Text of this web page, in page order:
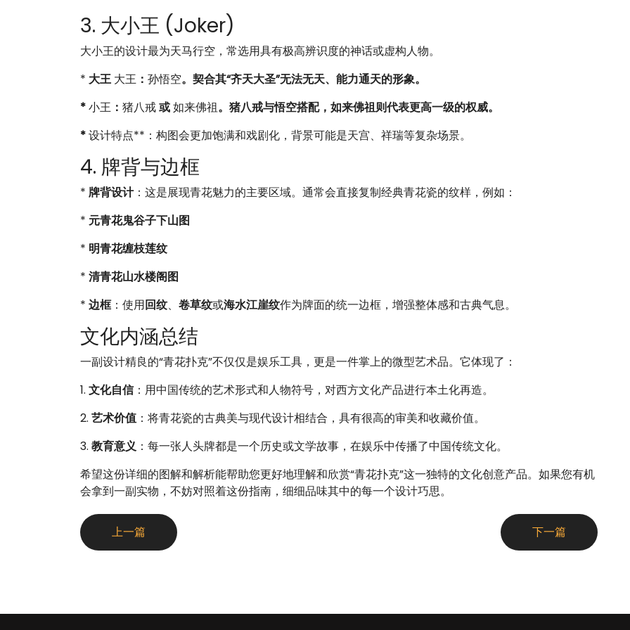
3. 大小王 (Joker)
大小王的设计最为天马行空，常选用具有极高辨识度的神话或虚构人物。
* 大王 大王 ： 孙悟空。契合其“齐天大圣”无法无天、能力通天的形象。
*小王 ： 猪八戒或如来佛祖。猪八戒与悟空搭配，如来佛祖则代表更高一级的权威。
*设计特点**：构图会更加饱满和戏剧化，背景可能是天宫、祥瑞等复杂场景。
4. 牌背与边框
* 牌背设计：这是展现青花魅力的主要区域。通常会直接复制经典青花瓷的纹样，例如：
* 元青花鬼谷子下山图
* 明青花缠枝莲纹
* 清青花山水楼阁图
* 边框：使用回纹、 卷草纹或海水江崖纹作为牌面的统一边框，增强整体感和古典气息。
文化内涵总结
一副设计精良的“青花扑克”不仅仅是娱乐工具，更是一件掌上的微型艺术品。它体现了：
1. 文化自信：用中国传统的艺术形式和人物符号，对西方文化产品进行本土化再造。
2. 艺术价值：将青花瓷的古典美与现代设计相结合，具有很高的审美和收藏价值。
3. 教育意义 ：每一张人头牌都是一个历史或文学故事，在娱乐中传播了中国传统文化。
希望这份详细的图解和解析能帮助您更好地理解和欣赏“青花扑克”这一独特的文化创意产品。如果您有机
会拿到一副实物，不妨对照着这份指南，细细品味其中的每一个设计巧思。
上一篇 下一篇